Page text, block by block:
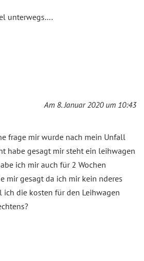
unterwegs….
Am 8. Januar 2020 um 10:43
frage mir wurde nach mein Unfall
habe gesagt mir steht ein leihwagen
ich mir auch für 2 Wochen
mir gesagt da ich mir kein nderes
die kosten für den Leihwagen